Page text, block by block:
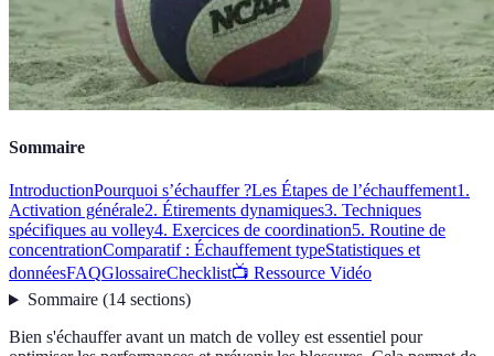
Sommaire
IntroductionPourquoi s’échauffer ?Les Étapes de l’échauffement1.
Activation générale2. Étirements dynamiques3. Techniques
spécifiques au volley4. Exercices de coordination5. Routine de
concentrationComparatif : Échauffement typeStatistiques et
donnéesFAQGlossaireChecklist📺 Ressource Vidéo
Sommaire(14 sections)
Bien s'échauffer avant un match de volley est essentiel pour